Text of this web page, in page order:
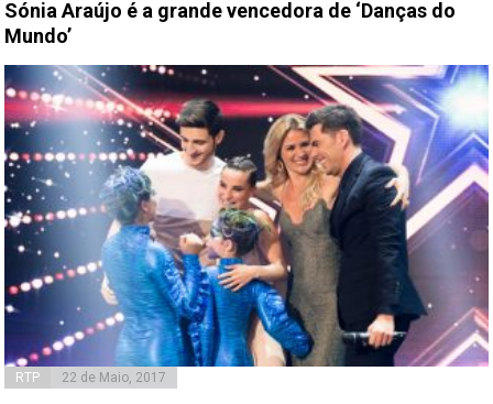
Sónia Araújo é a grande vencedora de ‘Danças do
Mundo’
RTP 22 de Maio, 2017